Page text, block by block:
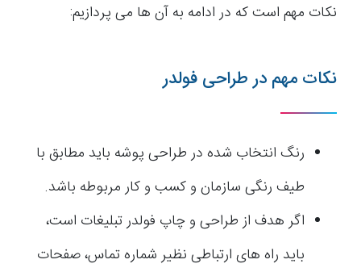
نکات مهم است که در ادامه به آن ها می پردازیم:
نکات مهم در طراحی فولدر
رنگ انتخاب شده در طراحی پوشه باید مطابق با
طیف رنگی سازمان و کسب و کار مربوطه باشد.
اگر هدف از طراحی و چاپ فولدر تبلیغات است،
باید راه های ارتباطی نظیر شماره تماس، صفحات